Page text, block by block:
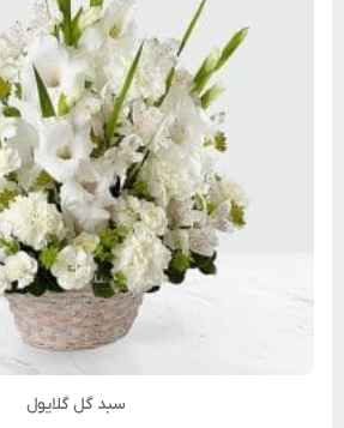
سبد گل گلایول